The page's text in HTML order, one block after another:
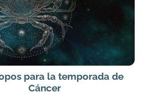
para la temporada de
Cáncer